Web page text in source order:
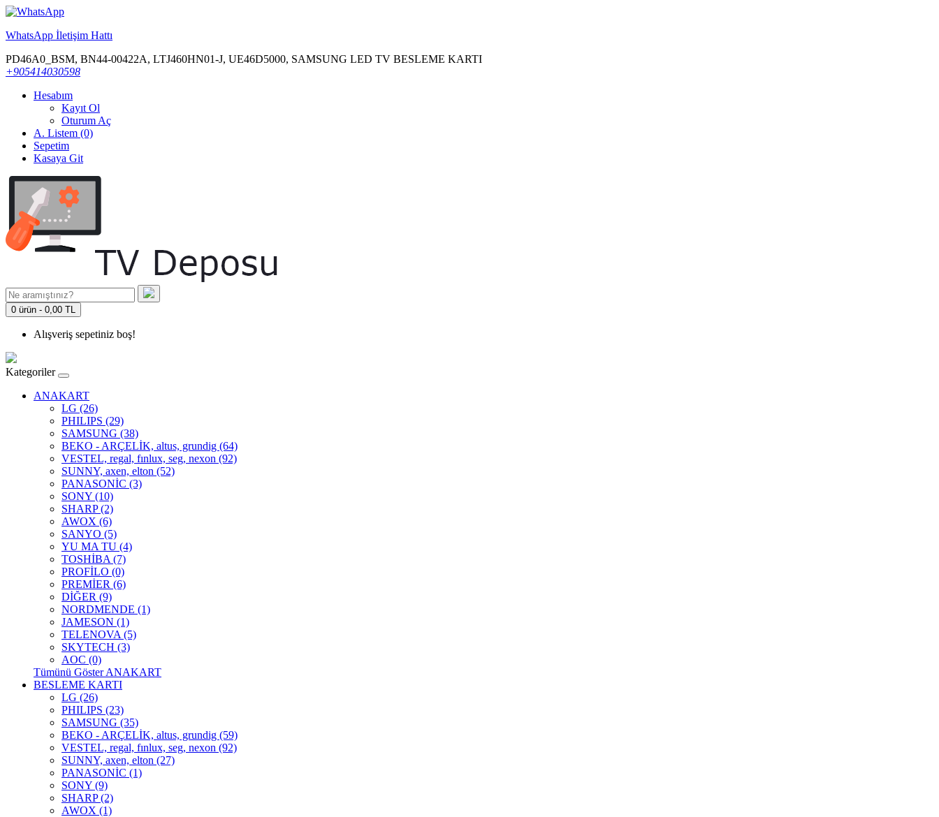
WhatsApp İletişim Hattı
PD46A0_BSM, BN44-00422A, LTJ460HN01-J, UE46D5000, SAMSUNG LED TV BESLEME KARTI
+905414030598
Hesabım
Kayıt Ol
Oturum Aç
A. Listem (0)
Sepetim
Kasaya Git
0 ürün - 0,00 TL
Alışveriş sepetiniz boş!
Kategoriler
ANAKART
LG (26)
PHILIPS (29)
SAMSUNG (38)
BEKO - ARÇELİK, altus, grundig (64)
VESTEL, regal, fınlux, seg, nexon (92)
SUNNY, axen, elton (52)
PANASONİC (3)
SONY (10)
SHARP (2)
AWOX (6)
SANYO (5)
YU MA TU (4)
TOSHİBA (7)
PROFİLO (0)
PREMİER (6)
DİĞER (9)
NORDMENDE (1)
JAMESON (1)
TELENOVA (5)
SKYTECH (3)
AOC (0)
Tümünü Göster ANAKART
BESLEME KARTI
LG (26)
PHILIPS (23)
SAMSUNG (35)
BEKO - ARÇELİK, altus, grundig (59)
VESTEL, regal, fınlux, seg, nexon (92)
SUNNY, axen, elton (27)
PANASONİC (1)
SONY (9)
SHARP (2)
AWOX (1)